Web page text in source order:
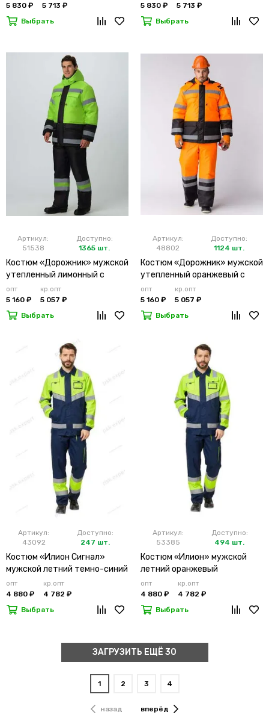
5 830 ₽
5 713 ₽
Выбрать
5 830 ₽
5 713 ₽
Выбрать
Артикул:
51538
Доступно:
1365 шт.
Костюм «Дорожник» мужской
утепленный лимонный с
брюками
опт
5 160 ₽
кр.опт
5 057 ₽
Выбрать
Артикул:
48802
Доступно:
1124 шт.
Костюм «Дорожник» мужской
утепленный оранжевый с
брюками
опт
5 160 ₽
кр.опт
5 057 ₽
Выбрать
Артикул:
43092
Доступно:
247 шт.
Костюм «Илион Сигнал»
мужской летний темно-синий
опт
4 880 ₽
кр.опт
4 782 ₽
Выбрать
Артикул:
53385
Доступно:
494 шт.
Костюм «Илион» мужской
летний оранжевый
опт
4 880 ₽
кр.опт
4 782 ₽
Выбрать
ЗАГРУЗИТЬ ЕЩЁ 30
назад
1 2 3 4
вперёд